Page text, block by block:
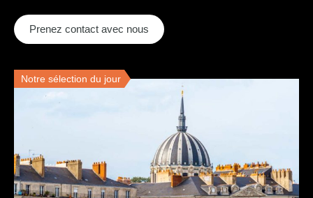
Prenez contact avec nous
Notre sélection du jour